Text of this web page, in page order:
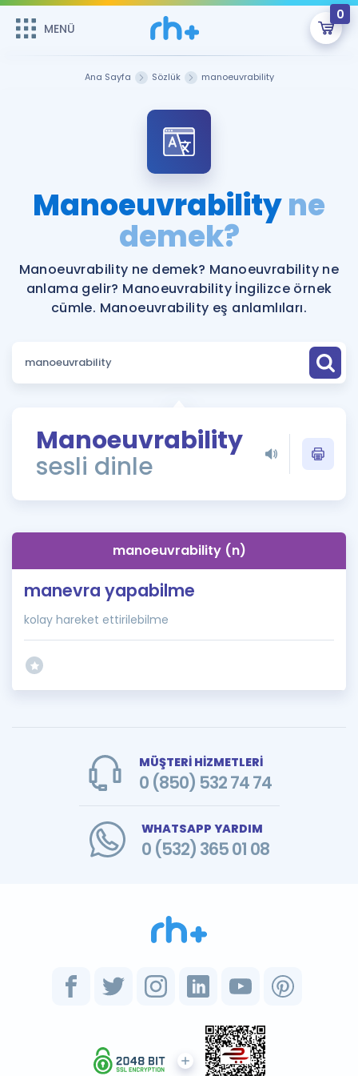
MENÜ
0
Şifremi Hatırlamıyorum
Sepetin Şu An Boş.
Remzi Hoca ile seni sınava hazırlayacak onlarca eğitim seni
bekliyor!
MENÜ
Katılımcı Görüşleri
Faydalı Araçlar
Ücretsiz Kaynaklar
Puan Hesaplama
ÖSYM Sınav Takvimi
Kampanyalar
İngilizce Gramer
İngilizce Gramer
Ana Sayfa Sözlük manoeuvrability
Manoeuvrabilityne
demek?
Manoeuvrability ne demek? Manoeuvrability ne
anlama gelir? Manoeuvrability İngilizce örnek
cümle. Manoeuvrability eş anlamlıları.
Manoeuvrability
sesli dinle
manoeuvrability (n)
manevra yapabilme
kolay hareket ettirilebilme
MÜŞTERİ HİZMETLERİ
0 (850) 532 74 74
WHATSAPP YARDIM
0 (532) 365 01 08